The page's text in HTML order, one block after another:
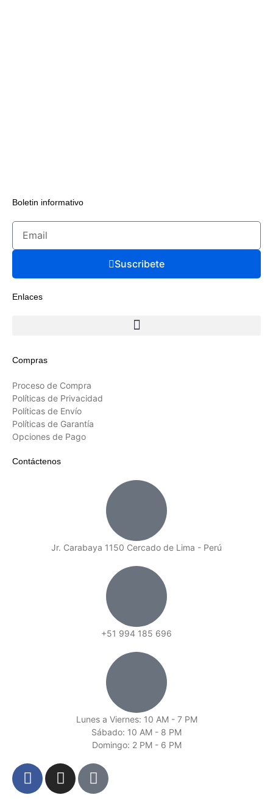
Boletin informativo
Suscribete
Enlaces
Compras
Proceso de Compra
Políticas de Privacidad
Políticas de Envío
Políticas de Garantía
Opciones de Pago
Contáctenos
Jr. Carabaya 1150 Cercado de Lima - Perú
+51 994 185 696
Lunes a Viernes: 10 AM - 7 PM
Sábado: 10 AM - 8 PM
Domingo: 2 PM - 6 PM